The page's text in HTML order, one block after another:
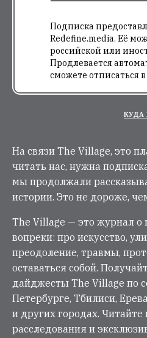
Подписка
Redefine.media. Её
российской или
Продлевается
сможете отписаться
КУДА
На связи The Village, это
читать нас, нужна
мы продолжали
истории. Это не дороже,
The Village — это журнал о
вопреки: про искусство,
преодоление, травмы,
оставаться собой.
дайджесты The Village по
Петербурге, Тбилиси,
и других городах.
расследования и